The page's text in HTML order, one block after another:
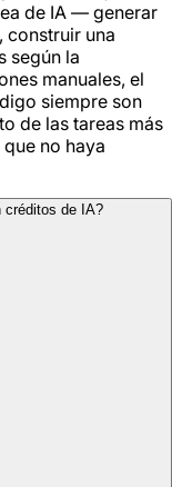
de IA — generar
construir una
según la
manuales, el
siempre son
de las tareas más
no haya
créditos de IA?